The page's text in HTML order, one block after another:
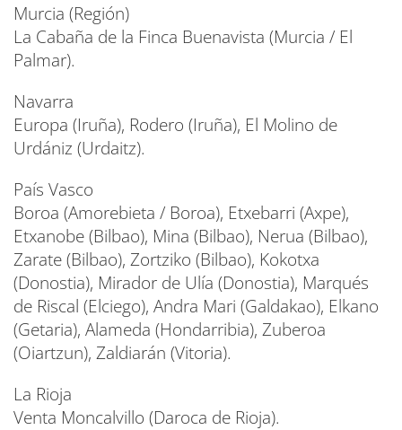
Murcia (Región)
La Cabaña de la Finca Buenavista (Murcia / El
Palmar).
Navarra
Europa (Iruña), Rodero (Iruña), El Molino de
Urdániz (Urdaitz).
País Vasco
Boroa (Amorebieta / Boroa), Etxebarri (Axpe),
Etxanobe (Bilbao), Mina (Bilbao), Nerua (Bilbao),
Zarate (Bilbao), Zortziko (Bilbao), Kokotxa
(Donostia), Mirador de Ulía (Donostia), Marqués
de Riscal (Elciego), Andra Mari (Galdakao), Elkano
(Getaria), Alameda (Hondarribia), Zuberoa
(Oiartzun), Zaldiarán (Vitoria).
La Rioja
Venta Moncalvillo (Daroca de Rioja).